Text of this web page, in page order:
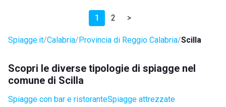
1 2 >
Spiagge.it Calabria Provincia di Reggio Calabria Scilla
Scopri le diverse tipologie di spiagge nel
comune di Scilla
Spiagge con bar e ristoranteSpiagge attrezzate